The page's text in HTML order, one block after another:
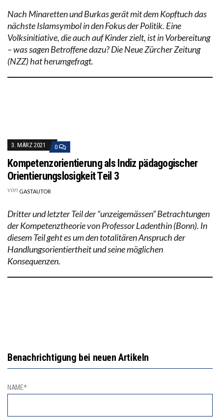
Nach Minaretten und Burkas gerät mit dem Kopftuch das
nächste Islamsymbol in den Fokus der Politik. Eine
Volksinitiative, die auch auf Kinder zielt, ist in Vorbereitung
– was sagen Betroffene dazu? Die Neue Zürcher Zeitung
(NZZ) hat herumgefragt.
3. MÄRZ 2021 0
Kompetenzorientierung als Indiz pädagogischer
Orientierungslosigkeit Teil 3
von GASTAUTOR
Dritter und letzter Teil der “unzeigemässen” Betrachtungen
der Kompetenztheorie von Professor Ladenthin (Bonn). In
diesem Teil geht es um den totalitären Anspruch der
Handlungsorientiertheit und seine möglichen
Konsequenzen.
Benachrichtigung bei neuen Artikeln
NAME*